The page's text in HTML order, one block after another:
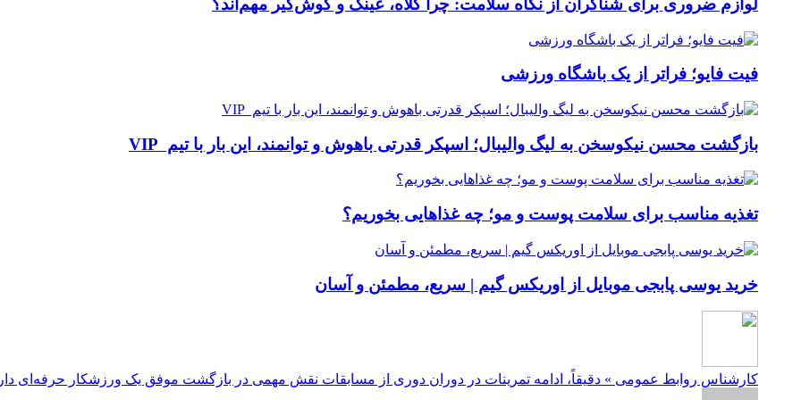
لوازم ضروری برای شناگران از نگاه سلامت: چرا کلاه، عینک و گوش‌گیر مهم‌اند؟
فیت ‌فایو؛ فراتر از یک باشگاه ورزشی
بازگشت محسن نیکوسخن به لیگ والیبال؛ اسپکر قدرتی باهوش و توانمند، این بار با تیم VIP
تغذیه مناسب برای سلامت پوست و مو؛ چه غذاهایی بخوریم؟
خرید یوسی پابجی موبایل از اوریکس گیم | سریع، مطمئن و آسان
کارشناس روابط عمومی » دقیقاً، ادامه تمرینات در دوران دوری از مسابقات نقش مهمی در بازگشت موفق یک ورزشکار حرفه‌ای